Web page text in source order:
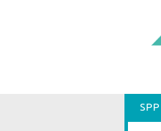
SPP